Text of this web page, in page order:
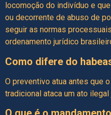
locomoção do indivíduo e
ou decorrente de abuso de
seguir as normas
ordenamento jurídico
Como difere do
O preventivo atua antes que
tradicional ataca um ato ilegal